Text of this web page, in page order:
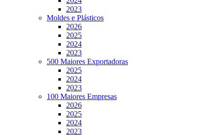
2023
Moldes e Plásticos
2026
2025
2024
2023
500 Maiores Exportadoras
2025
2024
2023
100 Maiores Empresas
2026
2025
2024
2023